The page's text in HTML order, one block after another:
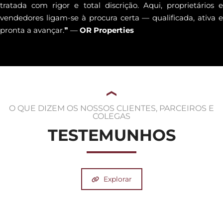
tratada com rigor e total discrição. Aqui, proprietários e
vendedores ligam-se à procura certa — qualificada, ativa e
pronta a avançar.❞ — OR Properties
O QUE DIZEM OS NOSSOS CLIENTES, PARCEIROS E
COLEGAS
TESTEMUNHOS
Explorar